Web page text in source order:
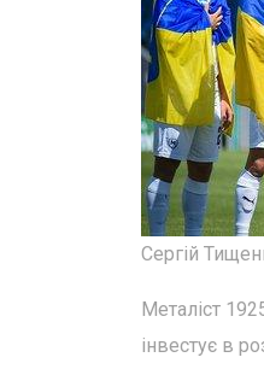
Сергій
Металіст
інвестує в